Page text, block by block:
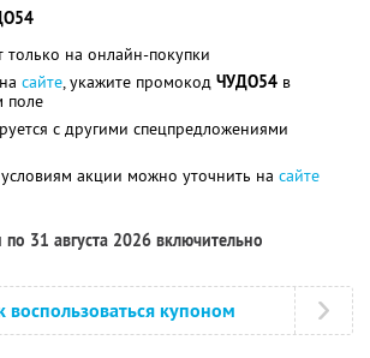
только на онлайн-покупки
сайте, укажите промокод ЧУДО54 в
поле
с другими спецпредложениями
акции можно уточнить на сайте
31 августа 2026 включительно
воспользоваться купоном